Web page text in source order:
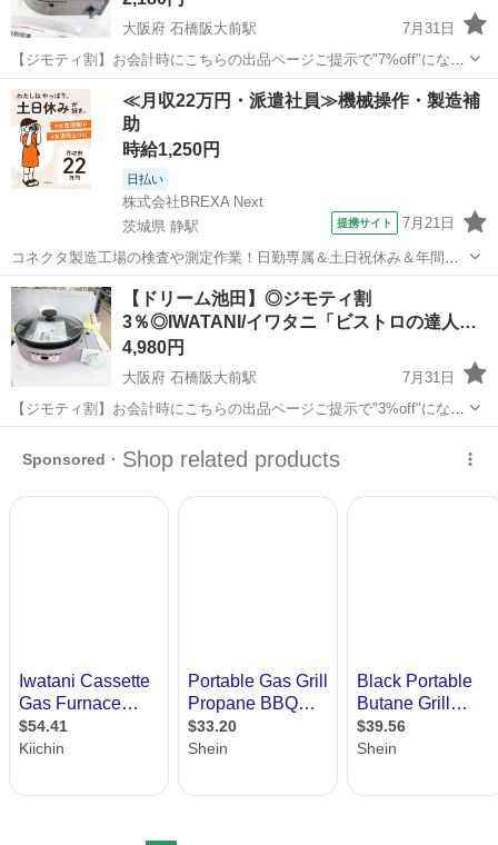
大阪府 石橋阪大前駅
7月31日
【ジモティ割】お会計時にこちらの出品ページご提示で"7%off"になる
よ♡ 〇商品情報〇 【状態】中古品！プレート裏使用感強めです！動作
確認&簡易清掃済みです♪ 【サイズ】（約）幅30.3cm 高さ14.9cm 奥
行27...
大阪 池田市 石橋阪大前駅 キッチン家電 ドリーム
≪月収22万円・派遣社員≫機械操作・製造補
助
時給1,250円
日払い
株式会社BREXA Next
茨城県 静駅
提携サイト 7月21日
コネクタ製造工場の検査や測定作業！日勤専属＆土日祝休み＆年間休
日128日★クリーンルーム内作業★マイカー通勤OK＆無料駐車場あり
★就業先食堂利用可！日払い制度あり！《茨城県常陸大宮市》 人気の
工場のお仕事 ◇コネクタ製造工...
茨城 常陸大宮市 静駅 その他
【ドリーム池田】◎ジモティ割
3％◎IWATANI/イワタニ「ビストロの達人」
ピ…
4,980円
大阪府 石橋阪大前駅
7月31日
【ジモティ割】お会計時にこちらの出品ページご提示で"3%off"になる
よ♡ 〇商品情報〇 【状態】未使用品です♪ 【保証】3ヶ月 お鍋付き
で、未使用品と大変おすすめ♡ ↓↓必ずお読みください↓↓ ●商品に関し